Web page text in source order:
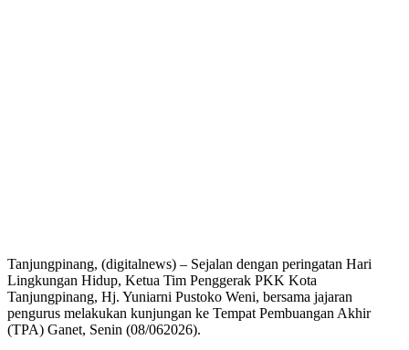
Tanjungpinang, (digitalnews) – Sejalan dengan peringatan Hari
Lingkungan Hidup, Ketua Tim Penggerak PKK Kota
Tanjungpinang, Hj. Yuniarni Pustoko Weni, bersama jajaran
pengurus melakukan kunjungan ke Tempat Pembuangan Akhir
(TPA) Ganet, Senin (08/062026).